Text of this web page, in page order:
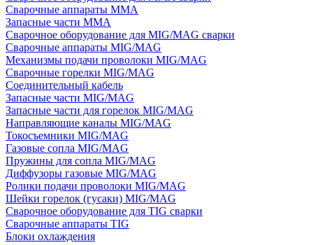
Сварочные аппараты MMA
Запасные части MMA
Сварочное оборудование для MIG/MAG сварки
Сварочные аппараты MIG/MAG
Механизмы подачи проволоки MIG/MAG
Сварочные горелки MIG/MAG
Соединительный кабель
Запасные части MIG/MAG
Запасные части для горелок MIG/MAG
Направляющие каналы MIG/MAG
Токосъемники MIG/MAG
Газовые сопла MIG/MAG
Пружины для сопла MIG/MAG
Диффузоры газовые MIG/MAG
Ролики подачи проволоки MIG/MAG
Шейки горелок (гусаки) MIG/MAG
Сварочное оборудование для TIG сварки
Сварочные аппараты TIG
Блоки охлаждения